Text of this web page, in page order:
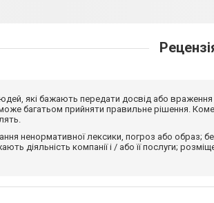
які бажають передати досвід або
багатьом прийняти правильне рішення.
ненормативної лексики, погроз або образ;
діяльність компанії і / або її послуги;